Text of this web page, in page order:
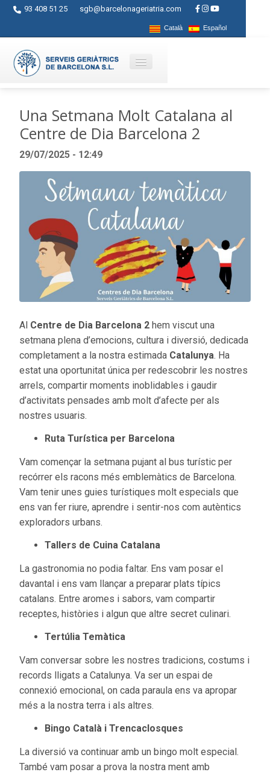
93 408 51 25 sgb@barcelonageriatria.com
Català Español
Serveis
Activitats
Centres
Contacte
Una Setmana Molt Catalana al
Centre de Dia Barcelona 2
29/07/2025 - 12:49
Al Centre de Dia Barcelona 2 hem viscut una
setmana plena d’emocions, cultura i diversió, dedicada
completament a la nostra estimada Catalunya. Ha
estat una oportunitat única per redescobrir les nostres
arrels, compartir moments inoblidables i gaudir
d’activitats pensades amb molt d’afecte per als
nostres usuaris.
Ruta Turística per Barcelona
Vam començar la setmana pujant al bus turístic per
recórrer els racons més emblemàtics de Barcelona.
Vam tenir unes guies turístiques molt especials que
ens van fer riure, aprendre i sentir-nos com autèntics
exploradors urbans.
Tallers de Cuina Catalana
La gastronomia no podia faltar. Ens vam posar el
davantal i ens vam llançar a preparar plats típics
catalans. Entre aromes i sabors, vam compartir
receptes, històries i algun que altre secret culinari.
Tertúlia Temàtica
Vam conversar sobre les nostres tradicions, costums i
records lligats a Catalunya. Va ser un espai de
connexió emocional, on cada paraula ens va apropar
més a la nostra terra i als altres.
Bingo Català i Trencaclosques
La diversió va continuar amb un bingo molt especial.
També vam posar a prova la nostra ment amb